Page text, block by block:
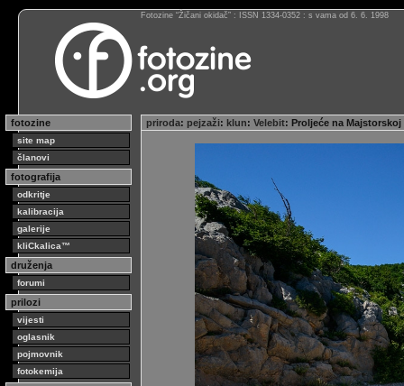
Fotozine “Žičani okidač” : ISSN 1334-0352 : s vama od 6. 6. 1998
fotozine
site map
članovi
fotografija
odkritje
kalibracija
galerije
kliCkalica™
druženja
forumi
prilozi
vijesti
oglasnik
pojmovnik
fotokemija
priroda: pejzaži: klun: Velebit: Proljeće na